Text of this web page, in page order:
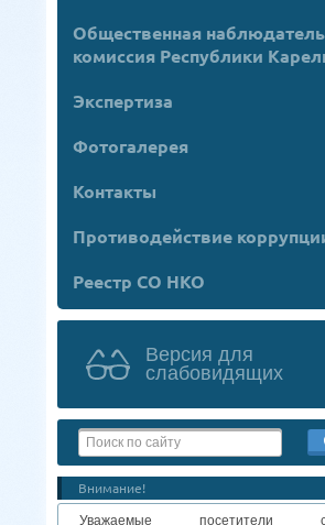
Общественная
комиссия Республики
Экспертиза
Фотогалерея
Контакты
Противодействие
Реестр СО НКО
Версия для
слабовидящих
Внимание!
Уважаемые посетители